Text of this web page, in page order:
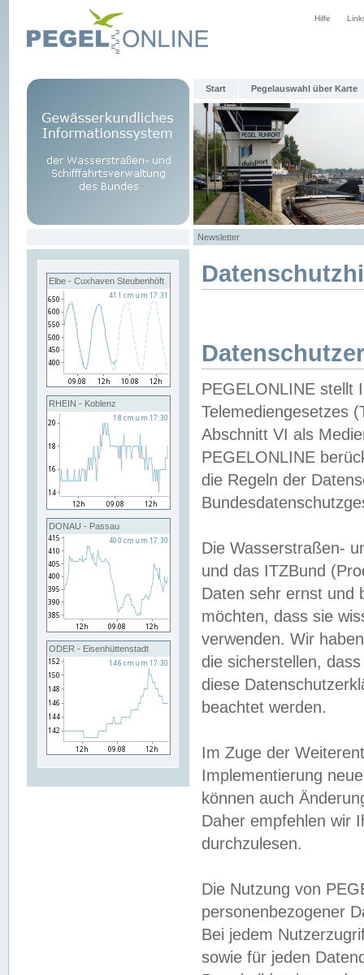
Hilfe
Start Pegelauswahl über Karte
Newsletter
Elbe - Cuxhaven Steubenhöft
RHEIN - Koblenz
DONAU - Passau
ODER - Eisenhüttenstadt
PEGELONLINE stellt
Telemediengesetzes
Abschnitt VI als
PEGELONLINE
die Regeln der
Die Wasserstraßen-
und das ITZBund
Daten sehr ernst und
möchten, dass sie
verwenden. Wir
die sicherstellen,
diese
beachtet werden.
Im Zuge der
Implementierung
können auch
Daher empfehlen wir
durchzulesen.
Die Nutzung von
personenbezogener
Bei jedem
sowie für jeden